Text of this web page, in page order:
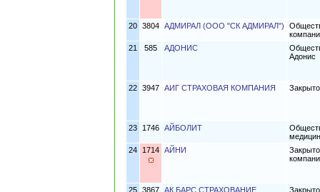
20 3804 АДМИРАЛ (ООО "СК АДМИРАЛ")
21
585 АДОНИС
Адонис
22 3947 АИГ СТРАХОВАЯ КОМПАНИЯ
23 1746 АЙБОЛИТ
24
1714 АЙНИ
25 3867 АК БАРС СТРАХОВАНИЕ